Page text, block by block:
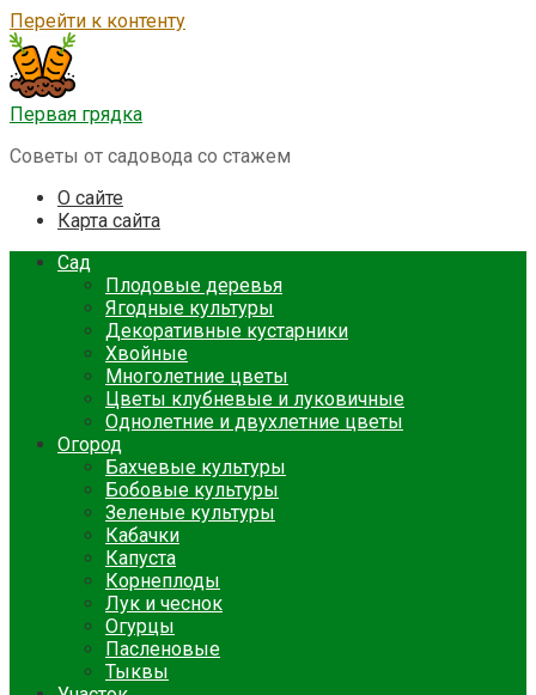
Перейти к контенту
Первая грядка
Советы от садовода со стажем
О сайте
Карта сайта
Сад
Плодовые деревья
Ягодные культуры
Декоративные кустарники
Хвойные
Многолетние цветы
Цветы клубневые и луковичные
Однолетние и двухлетние цветы
Огород
Бахчевые культуры
Бобовые культуры
Зеленые культуры
Кабачки
Капуста
Корнеплоды
Лук и чеснок
Огурцы
Пасленовые
Тыквы